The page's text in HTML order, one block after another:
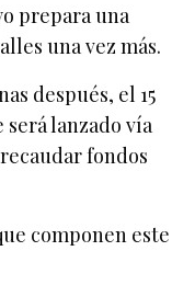
prepara una
una vez más.
después, el 15
lanzado vía
fondos
componen este